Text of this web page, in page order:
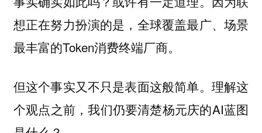
想正在努力扮演的是，全球覆盖最广、场景
最丰富的Token消费终端厂商。
但这个事实又不只是表面这般简单。理解这
个观点之前，我们仍要清楚杨元庆的AI蓝图